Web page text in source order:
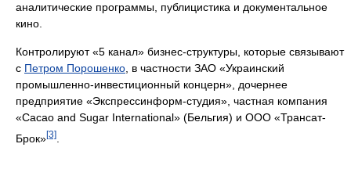
аналитические программы, публицистика и документальное
кино.
Контролируют «5 канал» бизнес-структуры, которые связывают
с Петром Порошенко , в частности ЗАО «Украинский
промышленно-инвестиционный концерн», дочернее
предприятие «Экспрессинформ-студия», частная компания
«Cacao and Sugar International» (Бельгия) и ООО «Трансат-
Брок»[3]